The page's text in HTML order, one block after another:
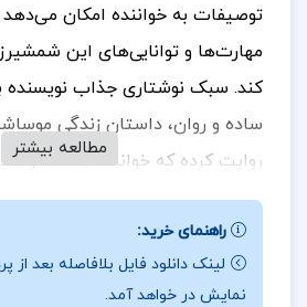
توصیفات به خواننده امکان می‌دهد
مهارت‌ها و توانایی‌های این
کند. سبک نوشتاری جذاب نویسنده
ساده و روان، داستان زندگی
روایت کرده که خواننده با لذت و
می‌کند.برای خرید و دانلود کتاب
پروژهباشید.
نقد کتاب زندگینامه میاموتو
مطالعه بیشتر
راهنمای خرید:
لینک دانلود فایل بلافاصله بعد از
نمایش در خواهد آمد.